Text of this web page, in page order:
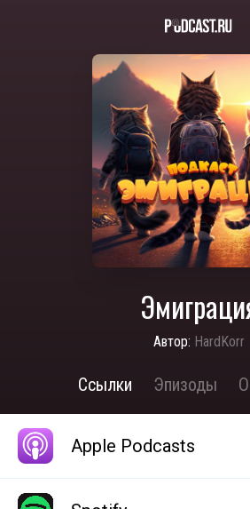
Автор: HardKorr
Ссылки Эпизоды
Apple Podcasts